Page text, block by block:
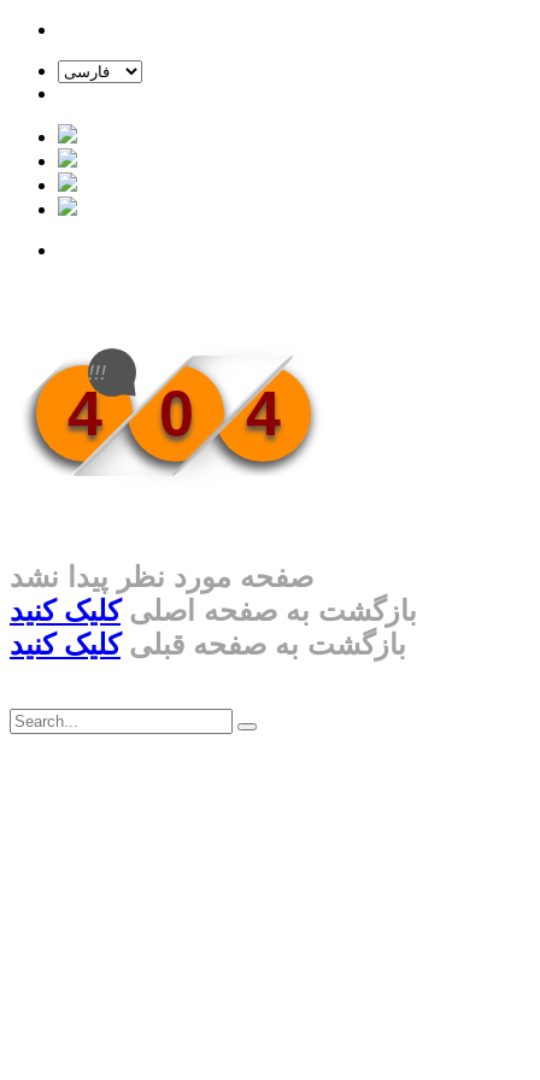
4 0 4
!!!
صفحه مورد نظر پیدا نشد
بازگشت به صفحه اصلیکلیک کنید
بازگشت به صفحه قبلیکلیک کنید